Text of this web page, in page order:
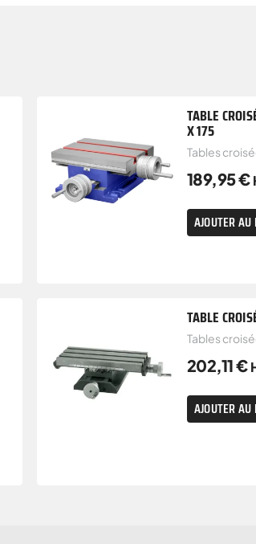
TABLE
X 175
Tables
189,95€
AJOUTER
TABLE
Tables
202,11€
AJOUTER